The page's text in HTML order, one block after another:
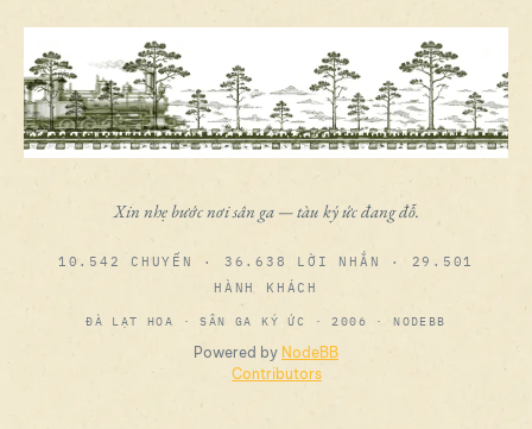
Xin nhẹ bước nơi sân ga — tàu ký ức đang đỗ.
10.542 CHUYẾN · 36.638 LỜI NHẮN · 29.501
HÀNH KHÁCH
ĐÀ LẠT HOA · SÂN GA KÝ ỨC · 2006 · NODEBB
Powered by NodeBB
Contributors